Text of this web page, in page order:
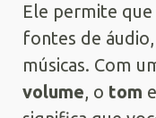
Ele permite que
fontes de
músicas. Com
volume, o tom